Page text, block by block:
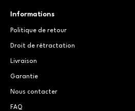
Informations
Politique de retour
Droit de rétractation
Livraison
Garantie
Nous contacter
FAQ